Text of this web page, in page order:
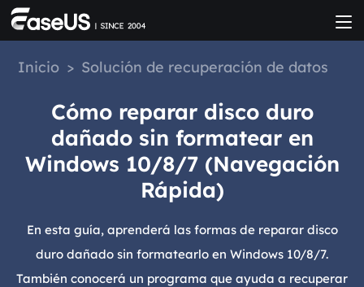
Inicio > Solución de recuperación de datos
Cómo reparar disco duro
dañado sin formatear en
Windows 10/8/7 (Navegación
Rápida)
En esta guía, aprenderá las formas de reparar disco
duro dañado sin formatearlo en Windows 10/8/7.
También conocerá un programa que ayuda a recuperar